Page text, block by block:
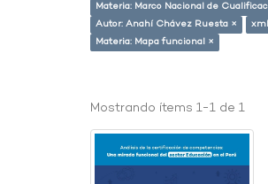
Materia: Marco Nacional de
Autor: Anahí Chávez Ruesta ×
Materia: Mapa funcional ×
Mostrando ítems 1-1 de 1